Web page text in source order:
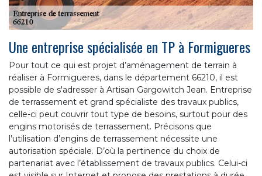
Une entreprise spécialisée en TP à Formigueres
Pour tout ce qui est projet d’aménagement de terrain à
réaliser à Formigueres, dans le département 66210, il est
possible de s'adresser à Artisan Gargowitch Jean. Entreprise
de terrassement et grand spécialiste des travaux publics,
celle-ci peut couvrir tout type de besoins, surtout pour des
engins motorisés de terrassement. Précisons que
l’utilisation d’engins de terrassement nécessite une
autorisation spéciale. D’où la pertinence du choix de
partenariat avec l’établissement de travaux publics. Celui-ci